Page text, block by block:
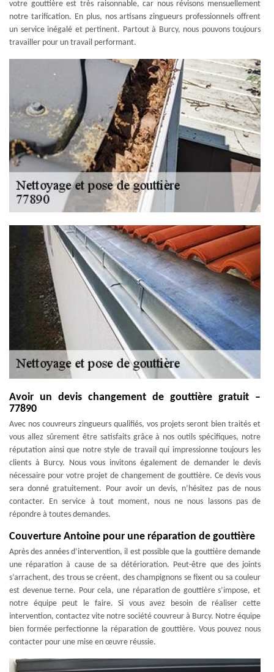
votre gouttière est très raisonnable, car nous révisons mensuellement
notre tarification. En plus, nos artisans zingueurs professionnels offrent
un service inégalé et pertinent. Partout à Burcy, nous pouvons toujours
travailler pour un travail performant.
Avoir un devis changement de gouttière gratuit –
77890
Avec nos couvreurs zingueurs qualifiés, vos projets seront bien traités et
vous allez sûrement être satisfaits grâce à nos outils spécifiques, notre
réputation ainsi que notre style de travail qui impressionne toujours les
clients à Burcy. Nous vous invitons également de demander le devis
nécessaire pour votre projet de changement de gouttière. Ce devis vous
sera donné gratuitement. Pour avoir un devis, n’hésitez pas de nous
contacter. En service à tout moment, nous ne nous lassons pas de
répondre à toutes demandes.
Couverture Antoine pour une réparation de gouttière
Après des années d’intervention, il est possible que la gouttière demande
une réparation à cause de sa détérioration. Peut-être que des joints
s’arrachent, des trous se créent, des champignons se fixent ou sa couleur
est devenue terne. Pour cela, une réparation de gouttière s’impose, et
notre équipe peut le faire. Si vous avez besoin de réaliser cette
intervention, contactez vite notre société couvreur à Burcy. Notre équipe
bien formée perfectionne la réparation de gouttière. Vous pouvez nous
contacter pour une mise en œuvre réussie.